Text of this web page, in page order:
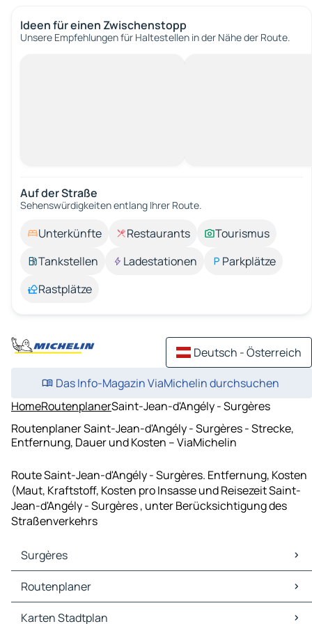
Ideen für einen Zwischenstopp
Unsere Empfehlungen für Haltestellen in der Nähe der Route.
Auf der Straße
Sehenswürdigkeiten entlang Ihrer Route.
Unterkünfte Restaurants
Tourismus
Tankstellen
Ladestationen
Parkplätze
Rastplätze
Deutsch - Österreich
Das Info-Magazin ViaMichelin durchsuchen
HomeRoutenplanerSaint-Jean-d'Angély - Surgères
Routenplaner Saint-Jean-d'Angély - Surgères - Strecke,
Entfernung, Dauer und Kosten – ViaMichelin
Route Saint-Jean-d'Angély - Surgères. Entfernung, Kosten
(Maut, Kraftstoff, Kosten pro Insasse und Reisezeit Saint-
Jean-d'Angély - Surgères , unter Berücksichtigung des
Straßenverkehrs
Surgères
Surgères Karten Stadtplan
Surgères Verkehr
Surgères Hotels
Routenplaner
Routenplaner Surgères - Aigrefeuille-d'Aunis
Karten Stadtplan